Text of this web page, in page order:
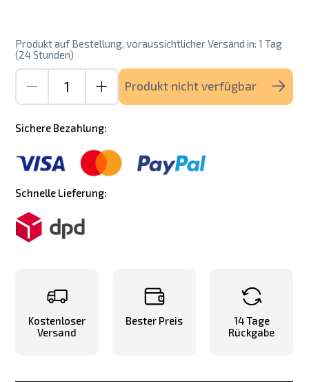
Produkt auf Bestellung, voraussichtlicher Versand in: 1 Tag
(24 Stunden)
Produkt nicht verfügbar
Sichere Bezahlung:
Schnelle Lieferung:
Kostenloser
Versand
Bester Preis
14 Tage
Rückgabe